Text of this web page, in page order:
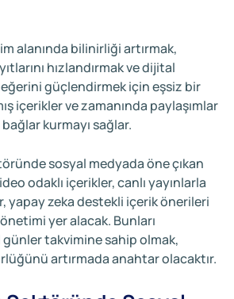
alanında bilinirliği artırmak,
hızlandırmak ve dijital
güçlendirmek için eşsiz bir
içerikler ve zamanında paylaşımlar
kurmayı sağlar.
sosyal medyada öne çıkan
odaklı içerikler, canlı yayınlarla
yapay zeka destekli içerik önerileri
yer alacak. Bunları
takvimine sahip olmak,
artırmada anahtar olacaktır.